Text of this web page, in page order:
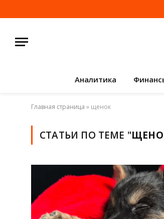
Аналитика
Главная страница » щенок
СТАТЬИ ПО ТЕМЕ "